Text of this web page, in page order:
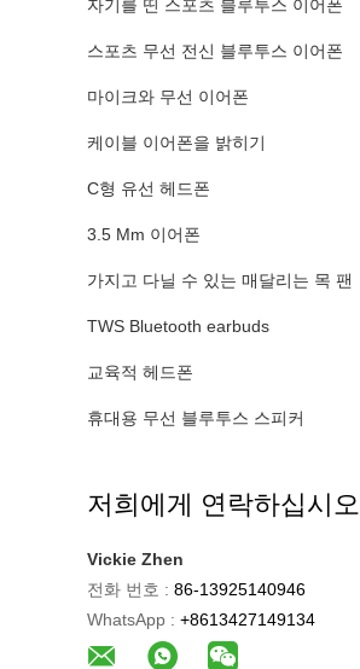
자기를 띤 스포츠 블루투스 이어폰
스포츠 무선 전신 블루투스 이어폰
마이크와 무선 이어폰
케이블 이어폰을 밝히기
C형 유선 헤드폰
3.5 Mm 이어폰
가지고 다닐 수 있는 매달리는 목 팬
TWS Bluetooth earbuds
교육적 헤드폰
휴대용 무선 블루투스 스피커
저희에게 연락하십시오
Vickie Zhen
전화 번호 : 86-13925140946
WhatsApp : +8613427149134